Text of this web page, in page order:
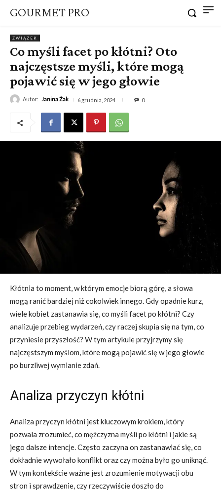
GOURMET PRO
ZWIĄZEK
Co myśli facet po kłótni? Oto
najczęstsze myśli, które mogą
pojawić się w jego głowie
Autor: Janina Żak 6 grudnia, 2024 0
Kłótnia to moment, w którym emocje biorą górę, a słowa
mogą ranić bardziej niż cokolwiek innego. Gdy opadnie kurz,
wiele kobiet zastanawia się, co myśli facet po kłótni? Czy
analizuje przebieg wydarzeń, czy raczej skupia się na tym, co
przyniesie przyszłość? W tym artykule przyjrzymy się
najczęstszym myślom, które mogą pojawić się w jego głowie
po burzliwej wymianie zdań.
Analiza przyczyn kłótni
Analiza przyczyn kłótni jest kluczowym krokiem, który
pozwala zrozumieć, co mężczyzna myśli po kłótni i jakie są
jego dalsze intencje. Często zaczyna on zastanawiać się, co
dokładnie wywołało konflikt oraz czy można było go uniknąć.
W tym kontekście ważne jest zrozumienie motywacji obu
stron i sprawdzenie, czy rzeczywiście doszło do